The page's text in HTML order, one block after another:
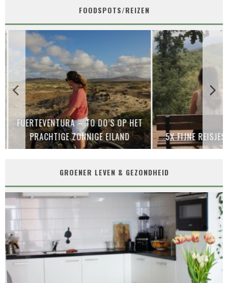
FOODSPOTS/REIZEN
FUERTEVENTURA – TO DO’S OP HET
PRACHTIGE ZONNIGE EILAND
5X FIJNE REISJES
GROENER LEVEN & GEZONDHEID